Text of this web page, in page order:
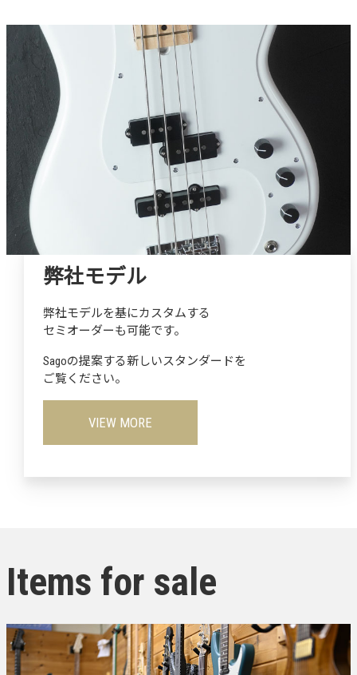
弊社モデル
弊社モデルを基にカスタムする
セミオーダーも可能です。
Sagoの提案する新しいスタンダードを
ご覧ください。
VIEW MORE
Items for sale